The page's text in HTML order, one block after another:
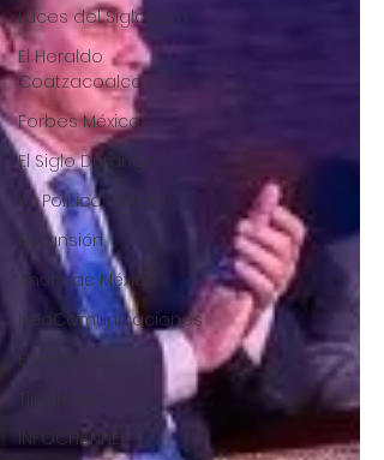
Luces del Siglo.com
El Heraldo
Coatzacoalcos
Forbes México
El Siglo Durango
La Política Online
Expansión
Anáhuac México
NeoComunicaciones
Energía Hoy
TijuaNotas
INFOCHANNEL